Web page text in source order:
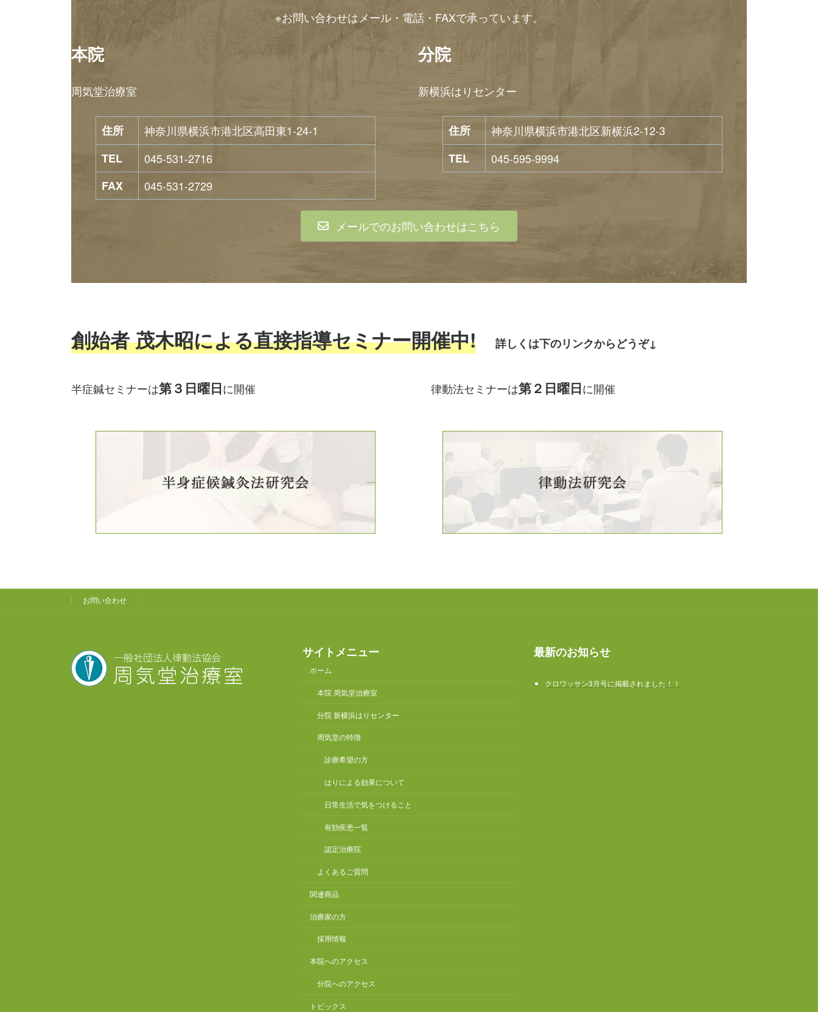
※お問い合わせはメール・電話・FAXで承っています。
本院
周気堂治療室
住所
神奈川県横浜市港北区高田東1-24-1
TEL
045-531-2716
FAX
045-531-2729
分院
新横浜はりセンター
住所
神奈川県横浜市港北区新横浜2-12-3
TEL
045-595-9994
メールでのお問い合わせはこちら
創始者 茂木昭による直接指導セミナー開催中! 詳しくは下のリンクからどうぞ↓
半症鍼セミナーは第３日曜日に開催 律動法セミナーは第２日曜日に開催
お問い合わせ
サイトメニュー
ホーム
本院 周気堂治療室
分院 新横浜はりセンター
周気堂の特徴
診療希望の方
はりによる効果について
日常生活で気をつけること
有効疾患一覧
認定治療院
よくあるご質問
関連商品
治療家の方
採用情報
本院へのアクセス
分院へのアクセス
トピックス
最新のお知らせ
クロワッサン3月号に掲載されました！！